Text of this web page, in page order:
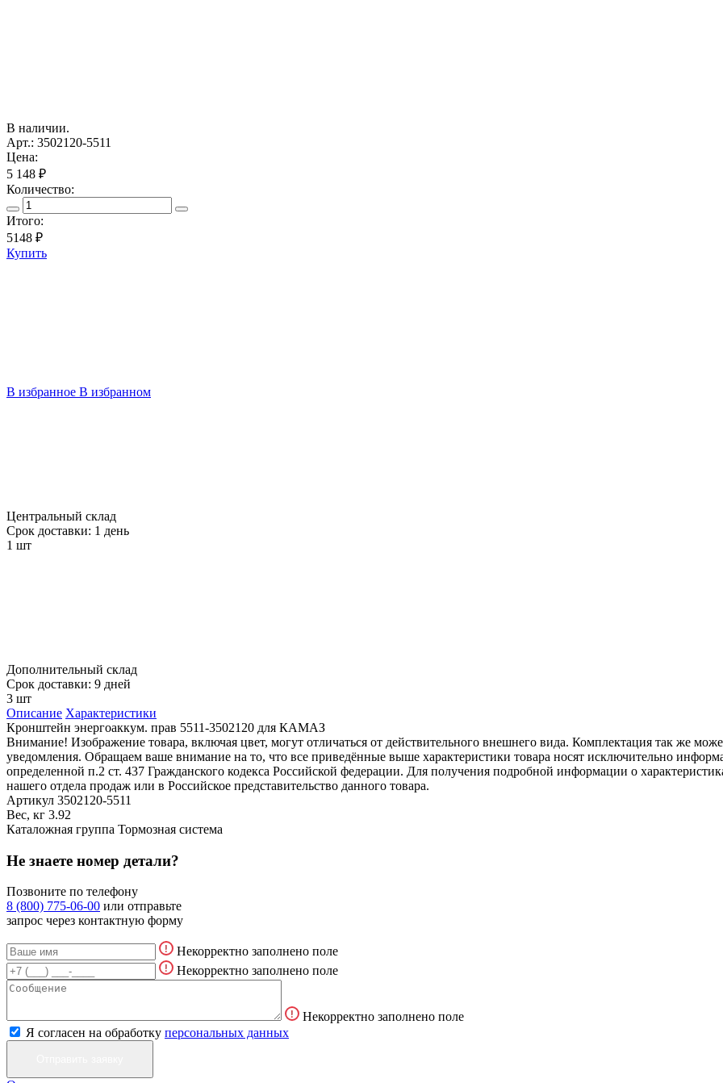
В наличии.
Арт.: 3502120-5511
Цена:
5 148 ₽
Количество:
Итого:
5148 ₽
Купить
В избранное В избранном
Центральный склад
Срок доставки: 1 день
1 шт
Дополнительный склад
Срок доставки: 9 дней
3 шт
Описание Характеристики
Кронштейн энергоаккум. прав 5511-3502120 для КАМАЗ
Внимание! Изображение товара, включая цвет, могут отличаться от действительного внешнего вида. Комплектация так же
уведомления. Обращаем ваше внимание на то, что все приведённые выше характеристики товара носят исключительно
определенной п.2 ст. 437 Гражданского кодекса Российской федерации. Для получения подробной информации о
нашего отдела продаж или в Российское представительство данного товара.
Артикул 3502120-5511
Вес, кг 3.92
Каталожная группа Тормозная система
Не знаете номер детали?
Позвоните по телефону
8 (800) 775-06-00 или отправьте
запрос через контактную форму
Некорректно заполнено поле
Некорректно заполнено поле
Некорректно заполнено поле
Я согласен на обработку персональных данных